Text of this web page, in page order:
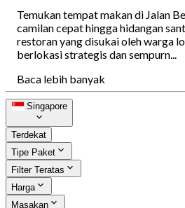
Temukan tempat makan di Jalan
camilan cepat hingga hidangan
restoran yang disukai oleh warga
berlokasi strategis dan sempurn...
Baca lebih banyak
Singapore
Terdekat
Tipe Paket
Filter Teratas
Harga
Masakan